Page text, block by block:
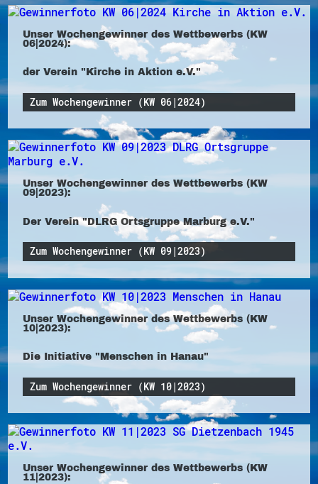
Unser Wochengewinner des Wettbewerbs (KW
06|2024):
der Verein "Kirche in Aktion e.V."
Zum Wochengewinner (KW 06|2024)
Unser Wochengewinner des Wettbewerbs (KW
09|2023):
Der Verein "DLRG Ortsgruppe Marburg e.V."
Zum Wochengewinner (KW 09|2023)
Unser Wochengewinner des Wettbewerbs (KW
10|2023):
Die Initiative "Menschen in Hanau"
Zum Wochengewinner (KW 10|2023)
Unser Wochengewinner des Wettbewerbs (KW
11|2023):